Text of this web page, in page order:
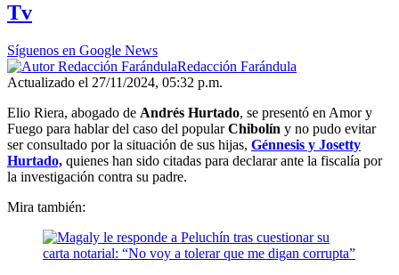
minute,
49
seconds
Tv
Síguenos en Google News
Redacción Farándula
Actualizado el 27/11/2024, 05:32 p.m.
Elio Riera, abogado de Andrés Hurtado, se presentó en Amor y
Fuego para hablar del caso del popularChibolín y no pudo evitar
ser consultado por la situación de sus hijas, Génnesis y Josetty
Hurtado, quienes han sido citadas para declarar ante la fiscalía por
la investigación contra su padre.
Mira también: